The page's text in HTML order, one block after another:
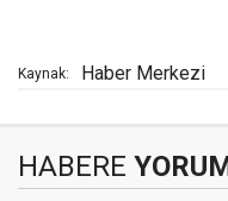
Kaynak: Haber Merkezi
HABERE